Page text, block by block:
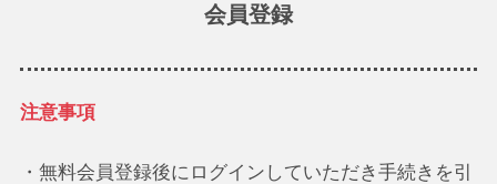
会員登録
注意事項
・無料会員登録後にログインしていただき手続きを引